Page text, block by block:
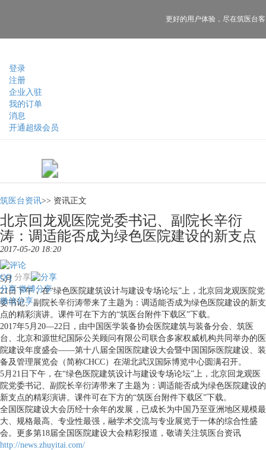
登录
注册
企业入驻
我的订单
消息
开通超级会员
更好的用户体验， 尽在筑医台
筑医台资讯>> 资讯正文
北京回龙观医院党委书记、副院长辛衍
涛：调适能否成为绿色医院建设的新支点
2017-05-20 18:20
分享
QQ
分享 微博分享
微信分享
5月
21日下午，在“绿色医院建筑设计与建设专场论坛”上，北京回龙观医院党
委书记、副院长辛衍涛带来了主题为：调适能否成为绿色医院建设的新支
点的精彩演讲。课件可在下方的“筑医台附件下载区”下载。
2017年5月20—22日，由中国医学装备协会医院建筑与装备分会、筑医
台、北京和源世纪国际公关顾问有限公司联合多家权威机构共同举办的医
院建设年度盛会——第十八届全国医院建设大会暨中国国际医院建设、装
备及管理展览会（简称CHCC）在湖北武汉国际博览中心圆满召开。
5月21日下午，在“绿色医院建筑设计与建设专场论坛”上，北京回龙观医
院党委书记、副院长辛衍涛带来了主题为：调适能否成为绿色医院建设的
新支点的精彩演讲。课件可在下方的“筑医台附件下载区”下载。
全国医院建设大会历经十余年的发展，已成长为中国乃至亚洲地区规模最
大、规格最高、专业性最强，融学术交流与专业展览于一体的综合性盛
会。更多第18届全国医院建设大会精彩报道，敬请关注筑医台资讯
http://news.zhuyitai.com/